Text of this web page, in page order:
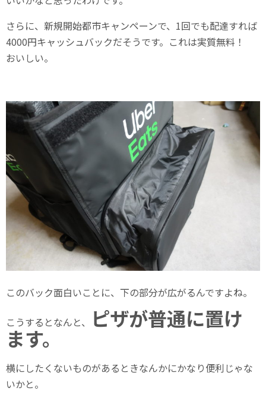
さらに、新規開始都市キャンペーンで、1回でも配達すれば
4000円キャッシュバックだそうです。これは実質無料！
おいしい。
このバック面白いことに、下の部分が広がるんですよね。
こうするとなんと、 ピザが普通に置け
ます。
横にしたくないものがあるときなんかにかなり便利じゃな
いかと。